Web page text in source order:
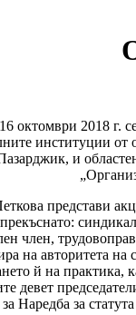
октомври 2018 г.
институции
и
представи
член,
на авторитета на
й на практика,
девет
за Наредба за